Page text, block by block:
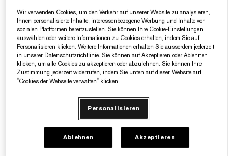
Wir verwenden Cookies, um den Verkehr auf unserer Website zu analysieren,
Ihnen personalisierte Inhalte, interessenbezogene Werbung und Inhalte von
sozialen Plattformen bereitzustellen. Sie können Ihre Cookie-Einstellungen
auswählen oder weitere Informationen zu Cookies erhalten, indem Sie auf
Personalisieren klicken. Weitere Informationen erhalten Sie ausserdem jederzeit
in unserer Datenschutzrichtlinie. Sie können auf Akzeptieren oder Ablehnen
klicken, um alle Cookies zu akzeptieren oder abzulehnen. Sie können Ihre
Zustimmung jederzeit widerrufen, indem Sie unten auf dieser Website auf
"Cookies der Webseite verwalten" klicken.
Personalisieren
Ablehnen Akzeptieren